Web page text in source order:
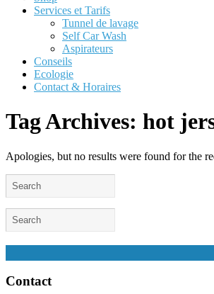
Services et Tarifs
Tunnel de lavage
Self Car Wash
Aspirateurs
Conseils
Ecologie
Contact & Horaires
Tag Archives: hot
Apologies, but no results were found for the
Contact